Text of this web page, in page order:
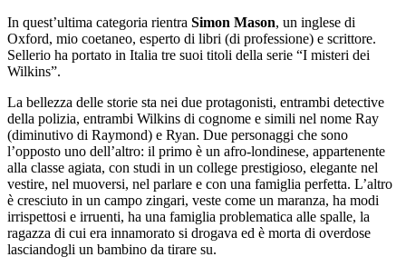
In quest’ultima categoria rientra Simon Mason, un inglese di
Oxford, mio coetaneo, esperto di libri (di professione) e scrittore.
Sellerio ha portato in Italia tre suoi titoli della serie “I misteri dei
Wilkins”.
La bellezza delle storie sta nei due protagonisti, entrambi detective
della polizia, entrambi Wilkins di cognome e simili nel nome Ray
(diminutivo di Raymond) e Ryan. Due personaggi che sono
l’opposto uno dell’altro: il primo è un afro-londinese, appartenente
alla classe agiata, con studi in un college prestigioso, elegante nel
vestire, nel muoversi, nel parlare e con una famiglia perfetta. L’altro
è cresciuto in un campo zingari, veste come un maranza, ha modi
irrispettosi e irruenti, ha una famiglia problematica alle spalle, la
ragazza di cui era innamorato si drogava ed è morta di overdose
lasciandogli un bambino da tirare su.